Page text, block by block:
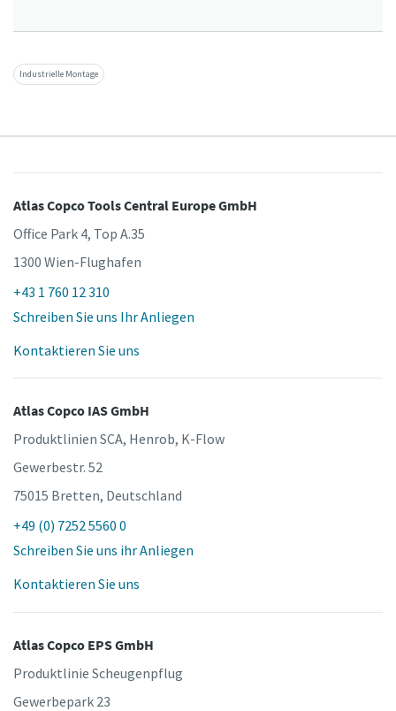
Industrielle Montage
Atlas Copco Tools Central Europe GmbH
Office Park 4, Top A.35
1300 Wien-Flughafen
+43 1 760 12 310
Schreiben Sie uns Ihr Anliegen
Kontaktieren Sie uns
Atlas Copco IAS GmbH
Produktlinien SCA, Henrob, K-Flow
Gewerbestr. 52
75015 Bretten, Deutschland
+49 (0) 7252 5560 0
Schreiben Sie uns ihr Anliegen
Kontaktieren Sie uns
Atlas Copco EPS GmbH
Produktlinie Scheugenpflug
Gewerbepark 23